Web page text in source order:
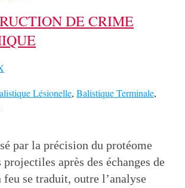
DE CRIME
Lésionelle, Balistique Terminale,
par la précision du protéome
projectiles après des échanges de
feu se traduit, outre l’analyse